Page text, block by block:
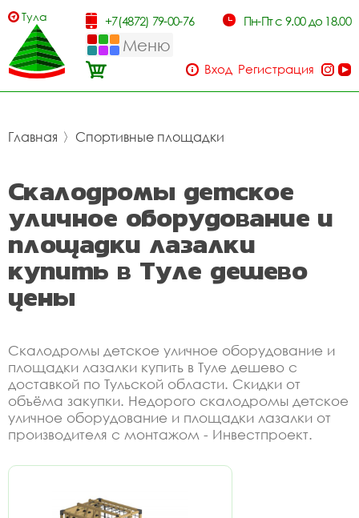
Тула +7(4872) 79-00-76 Пн-Пт с 9.00 до 18.00
Меню
Вход Регистрация
Главная 〉 Спортивные площадки
Скалодромы детское
уличное оборудование и
площадки лазалки
купить в Туле дешево
цены
Скалодромы детское уличное оборудование и
площадки лазалки купить в Туле дешево с
доставкой по Тульской области. Скидки от
объёма закупки. Недорого скалодромы детское
уличное оборудование и площадки лазалки от
производителя с монтажом - Инвестпроект.